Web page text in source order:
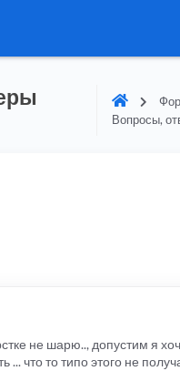
Вопросы,
не шарю.., допустим я
... что то типо этого не